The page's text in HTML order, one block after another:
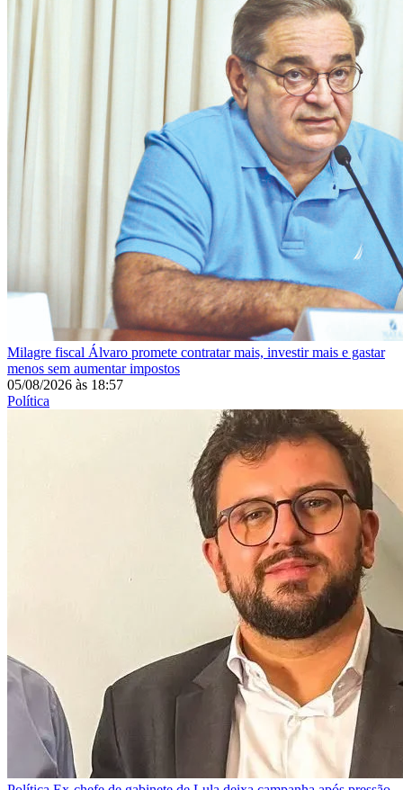
Milagre fiscal Álvaro promete contratar mais, investir mais e gastar
menos sem aumentar impostos
05/08/2026 às 18:57
Política